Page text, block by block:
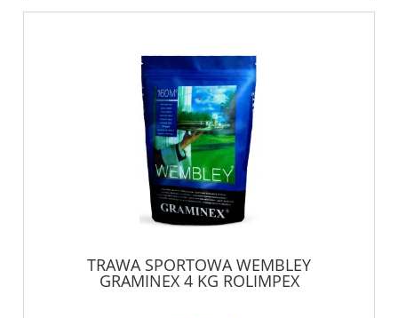
TRAWA SPORTOWA WEMBLEY
GRAMINEX 4 KG ROLIMPEX